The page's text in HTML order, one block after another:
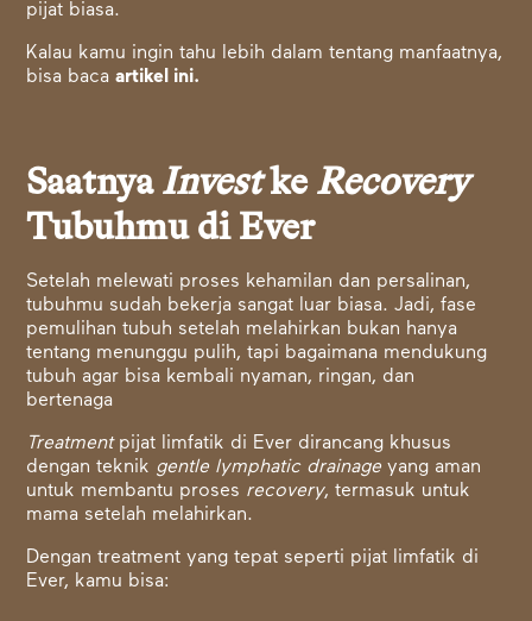
pijat biasa.
Kalau kamu ingin tahu lebih dalam tentang manfaatnya,
bisa bacaartikel ini.
Saatnya Investke Recovery
Tubuhmu di Ever
Setelah melewati proses kehamilan dan persalinan,
tubuhmu sudah bekerja sangat luar biasa. Jadi, fase
pemulihan tubuh setelah melahirkan bukan hanya
tentang menunggu pulih, tapi bagaimana mendukung
tubuh agar bisa kembali nyaman, ringan, dan
bertenaga
Treatment pijat limfatik di Ever dirancang khusus
dengan teknik gentle lymphatic drainageyang aman
untuk membantu proses recovery, termasuk untuk
mama setelah melahirkan.
Dengan treatment yang tepat seperti pijat limfatik di
Ever, kamu bisa: